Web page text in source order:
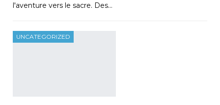
l'aventure vers le sacre. Des…
UNCATEGORIZED